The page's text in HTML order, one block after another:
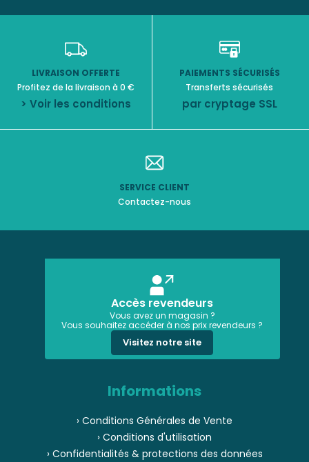
LIVRAISON OFFERTE
Profitez de la livraison à 0 €
> Voir les conditions
PAIEMENTS SÉCURISÉS
Transferts sécurisés
par cryptage SSL
SERVICE CLIENT
Contactez-nous
Accès revendeurs
Vous avez un magasin ?
Vous souhaitez accéder à nos prix revendeurs ?
Visitez notre site
Informations
› Conditions Générales de Vente
› Conditions d'utilisation
› Confidentialités & protections des données